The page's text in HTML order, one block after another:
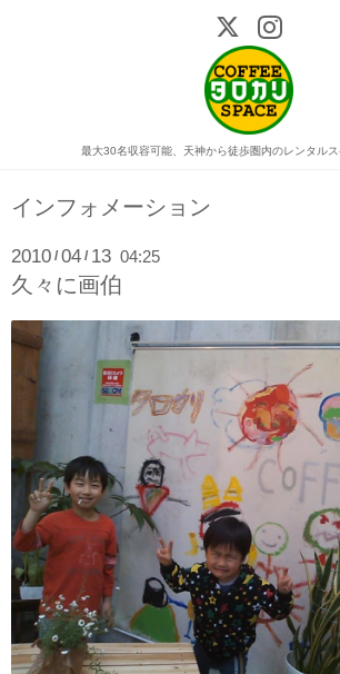
最大30名収容可能、天神から徒歩圏内のレンタル
インフォメーション
2010 / 04 / 13 04:25
久々に画伯